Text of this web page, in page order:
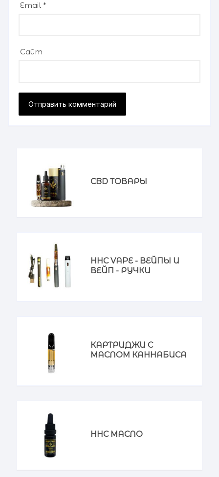
Email*
Сайт
CBD ТОВАРЫ
HHC VAPE - ВЕЙПЫ И
ВЕЙП - РУЧКИ
КАРТРИДЖИ С
МАСЛОМ КАННАБИСА
HHC МАСЛО